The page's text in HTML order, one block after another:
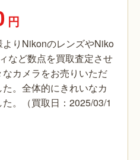
円
りNikonのレンズやNiko
など数点を買取査定させ
カメラをお売りいただ
。全体的にきれいなカ
。（買取日：2025/03/1